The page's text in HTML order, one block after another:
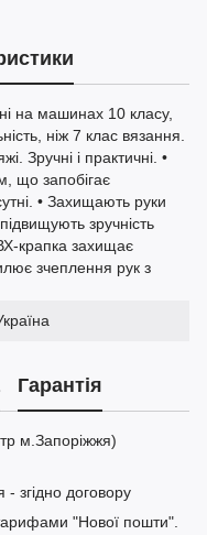
на машинах 10 класу,
ніж 7 клас вязання.
Зручні і практичні. •
що запобігає
• Захищають руки
зручність
крапка захищає
зчеплення рук з
Гарантія
м.Запоріжжя)
згідно договору
"Нової пошти".